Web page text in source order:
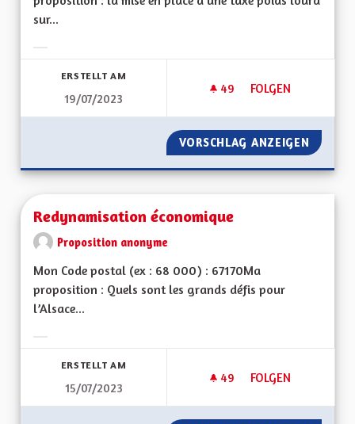
sur...
ERSTELLT AM
19/07/2023
49 49 FOLLOWER
FOLGEN
UNE ECOTAXE
VORSCHLAG ANZEIGEN UNE
Redynamisation économique
Proposition anonyme
Mon Code postal (ex : 68 000) : 67170Ma
proposition : Quels sont les grands défis pour
l’Alsace...
ERSTELLT AM
15/07/2023
49 49 FOLLOWER
FOLGEN
REDYNAMISATION